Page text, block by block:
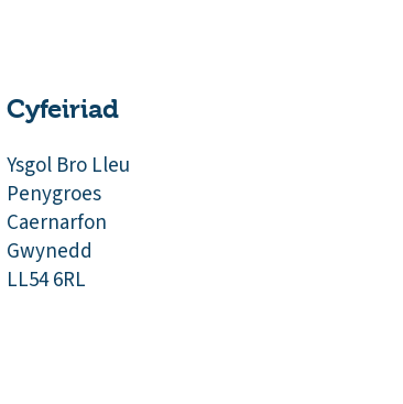
Cyfeiriad
Ysgol Bro Lleu
Penygroes
Caernarfon
Gwynedd
LL54 6RL